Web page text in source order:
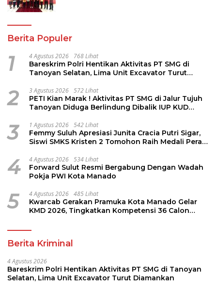
Berita Populer
1 4 Agustus 2026 768 Lihat
Bareskrim Polri Hentikan Aktivitas PT SMG di
Tanoyan Selatan, Lima Unit Excavator Turut
2 3 Agustus 2026 572 Lihat
PETI Kian Marak ! Aktivitas PT SMG di Jalur Tujuh
Tanoyan Diduga Berlindung Dibalik IUP KUD
3 1 Agustus 2026 542 Lihat
Femmy Suluh Apresiasi Junita Cracia Putri Sigar,
Siswi SMKS Kristen 2 Tomohon Raih Medali Perak
4 4 Agustus 2026 534 Lihat
Forward Sulut Resmi Bergabung Dengan Wadah
Pokja PWI Kota Manado
5 4 Agustus 2026 485 Lihat
Kwarcab Gerakan Pramuka Kota Manado Gelar
KMD 2026, Tingkatkan Kompetensi 36 Calon
Berita Kriminal
4 Agustus 2026
Bareskrim Polri Hentikan Aktivitas PT SMG di Tanoyan
Selatan, Lima Unit Excavator Turut Diamankan